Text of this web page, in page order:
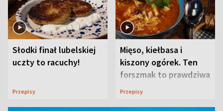
Słodki finał lubelskiej
uczty to racuchy!
Przepisy
Mięso, kiełbasa i
kiszony ogórek. Ten
forszmak to prawdziwa
uczta
Przepisy